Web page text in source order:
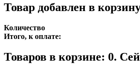
Товар добавлен в
Количество
Итого, к оплате:
Товаров в корзине: 0.